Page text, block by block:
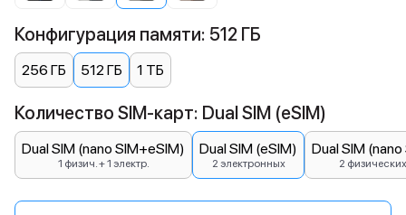
Конфигурация памяти: 512 ГБ
256 ГБ 512 ГБ 1 ТБ
Количество SIM-карт: Dual SIM (eSIM)
Dual SIM (nano SIM+eSIM)
1 физич. + 1 электр.
Dual SIM (eSIM)
2 электронных
Dual SIM
2 физических